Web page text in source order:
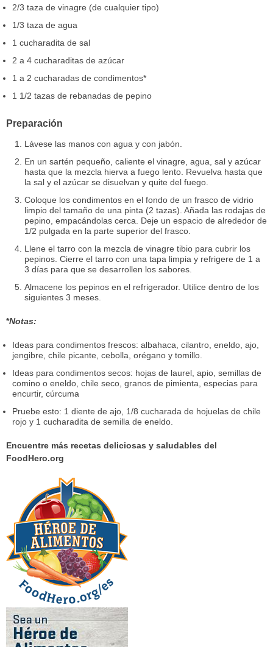
2/3 taza de vinagre (de cualquier tipo)
1/3 taza de agua
1 cucharadita de sal
2 a 4 cucharaditas de azúcar
1 a 2 cucharadas de condimentos*
1 1/2 tazas de rebanadas de pepino
Preparación
Lávese las manos con agua y con jabón.
En un sartén pequeño, caliente el vinagre, agua, sal y azúcar
hasta que la mezcla hierva a fuego lento. Revuelva hasta que
la sal y el azúcar se disuelvan y quite del fuego.
Coloque los condimentos en el fondo de un frasco de vidrio
limpio del tamaño de una pinta (2 tazas). Añada las rodajas de
pepino, empacándolas cerca. Deje un espacio de alrededor de
1/2 pulgada en la parte superior del frasco.
Llene el tarro con la mezcla de vinagre tibio para cubrir los
pepinos. Cierre el tarro con una tapa limpia y refrigere de 1 a
3 días para que se desarrollen los sabores.
Almacene los pepinos en el refrigerador. Utilice dentro de los
siguientes 3 meses.
*Notas:
Ideas para condimentos frescos: albahaca, cilantro, eneldo, ajo,
jengibre, chile picante, cebolla, orégano y tomillo.
Ideas para condimentos secos: hojas de laurel, apio, semillas de
comino o eneldo, chile seco, granos de pimienta, especias para
encurtir, cúrcuma
Pruebe esto: 1 diente de ajo, 1/8 cucharada de hojuelas de chile
rojo y 1 cucharadita de semilla de eneldo.
Encuentre más recetas deliciosas y saludables del
FoodHero.org